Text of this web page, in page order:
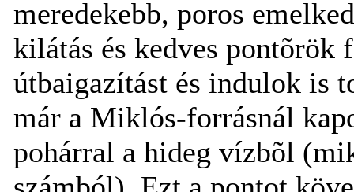
meredekebb, poros
kilátás és kedves pontõrök
útbaigazítást és indulok is
már a Miklós-forrásnál
pohárral a hideg vízbõl